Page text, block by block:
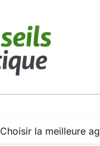
Choisir la meilleure